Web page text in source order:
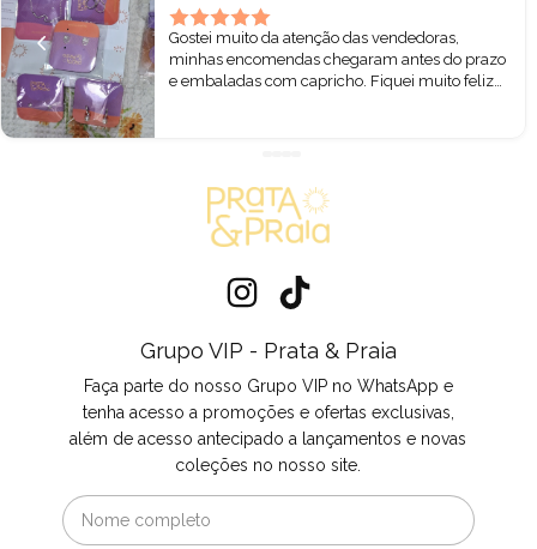
Gostei muito da atenção das vendedoras,
minhas encomendas chegaram antes do prazo
e embaladas com capricho. Fiquei muito feliz
Grupo VIP - Prata & Praia
Faça parte do nosso Grupo VIP no WhatsApp e
tenha acesso a promoções e ofertas exclusivas,
além de acesso antecipado a lançamentos e novas
coleções no nosso site.